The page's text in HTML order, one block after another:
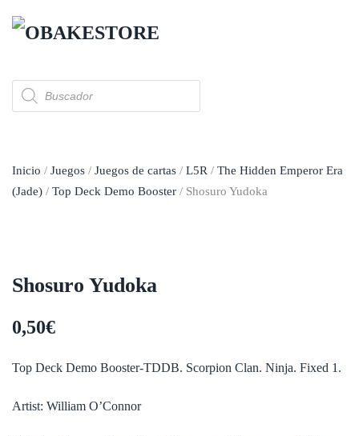
Búsqueda
de
productos
Inicio / Juegos / Juegos de cartas / L5R / The Hidden Emperor Era
(Jade) / Top Deck Demo Booster / Shosuro Yudoka
Shosuro Yudoka
0,50€
Top Deck Demo Booster-TDDB. Scorpion Clan. Ninja. Fixed 1.
Artist: William O’Connor